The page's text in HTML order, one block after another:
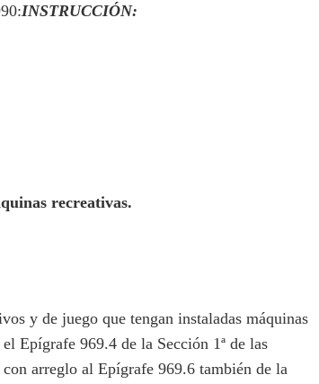
INSTRUCCIÓN:
recreativas.
y de juego que tengan instaladas máquinas
Epígrafe 969.4 de la Sección 1ª de las
arreglo al Epígrafe 969.6 también de la